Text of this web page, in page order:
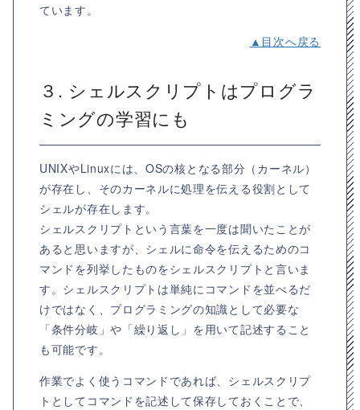
ています。
▲目次へ戻る
３. シェルスクリプトはプログラ
ミングの学習にも
UNIXやLinuxには、OSの核となる部分（カーネル）
が存在し、そのカーネルに処理を伝える役割として
シェルが存在します。
シェルスクリプトという言葉を一度は聞いたことが
あると思いますが、シェルに命令を伝えるためのコ
マンドを列挙したものをシェルスクリプトと言いま
す。シェルスクリプトは単純にコマンドを並べるだ
けではなく、プログラミングの知識として必要な
「条件分岐」や「繰り返し」を用いて記述すること
も可能です。
作業でよく使うコマンドであれば、シェルスクリプ
トとしてコマンドを記述して保存しておくことで、